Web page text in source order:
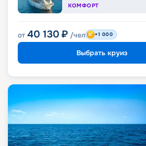
КОМФОРТ
от 40 130 ₽ /чел +1 000
Выбрать круиз